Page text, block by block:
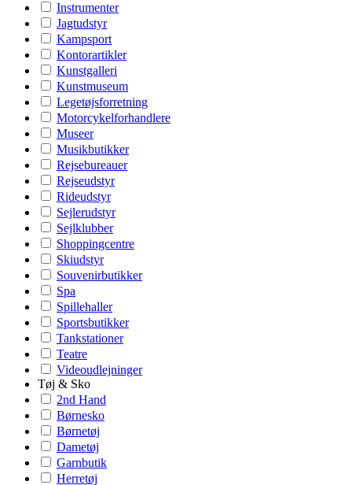
Instrumenter
Jagtudstyr
Kampsport
Kontorartikler
Kunstgalleri
Kunstmuseum
Legetøjsforretning
Motorcykelforhandlere
Museer
Musikbutikker
Rejsebureauer
Rejseudstyr
Rideudstyr
Sejlerudstyr
Sejlklubber
Shoppingcentre
Skiudstyr
Souvenirbutikker
Spa
Spillehaller
Sportsbutikker
Tankstationer
Teatre
Videoudlejninger
Tøj & Sko
2nd Hand
Børnesko
Børnetøj
Dametøj
Garnbutik
Herretøj